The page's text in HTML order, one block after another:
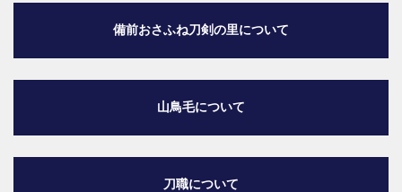
備前おさふね刀剣の里について
山鳥毛について
刀職について